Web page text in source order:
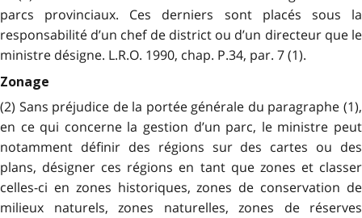
parcs provinciaux. Ces derniers sont placés sous la
responsabilité d’un chef de district ou d’un directeur que le
ministre désigne. L.R.O. 1990, chap. P.34, par. 7 (1).
Zonage
(2) Sans préjudice de la portée générale du paragraphe (1),
en ce qui concerne la gestion d’un parc, le ministre peut
notamment définir des régions sur des cartes ou des
plans, désigner ces régions en tant que zones et classer
celles-ci en zones historiques, zones de conservation de
milieux naturels, zones naturelles, zones de réserves